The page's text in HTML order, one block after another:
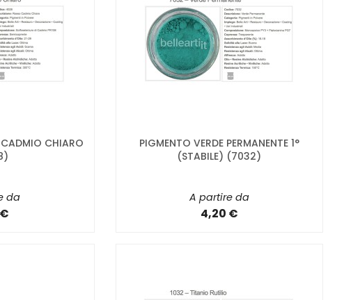
CHIARO
da
PIGMENTO VERDE PERMANENTE 1°
(STABILE) (7032)
A partire da
4,20 €